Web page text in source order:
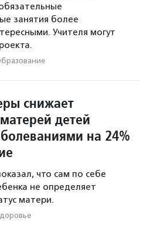
занятия более
Учителя могут
снижает
детей
на 24%
что сам по себе
не определяет
матери.